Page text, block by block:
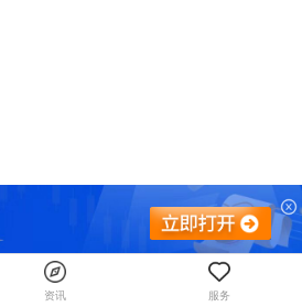
资讯 服务